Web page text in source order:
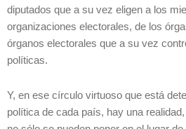
diputados que a su vez eligen a los
organizaciones electorales, de los
órganos electorales que a su vez
políticas.
Y, en ese círculo virtuoso que está
política de cada país, hay una